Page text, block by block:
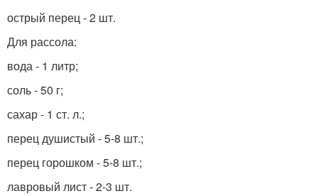
острый перец - 2 шт.
Для рассола:
вода - 1 литр;
соль - 50 г;
сахар - 1 ст. л.;
перец душистый - 5-8 шт.;
перец горошком - 5-8 шт.;
лавровый лист - 2-3 шт.